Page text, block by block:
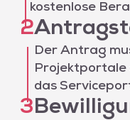
kostenlose
2
Der Antrag
Projektportale
das
3